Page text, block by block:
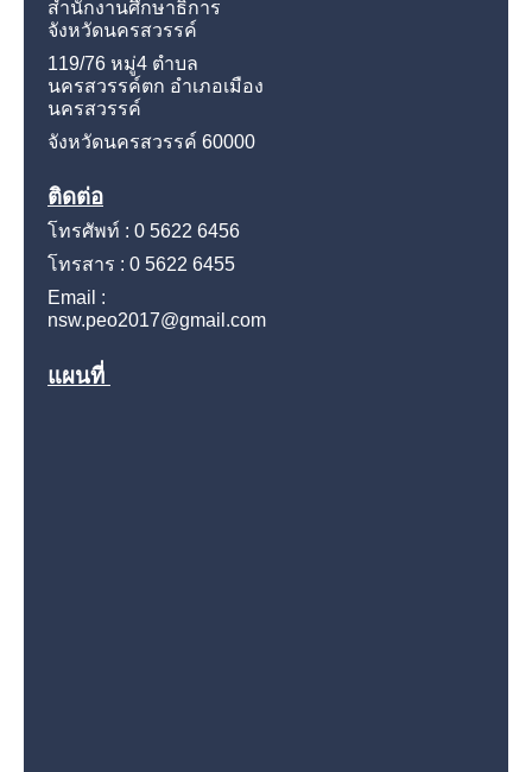
สำนักงานศึกษาธิการ
จังหวัดนครสวรรค์
119/76 หมู่4 ตำบล
นครสวรรค์ตก อำเภอเมือง
นครสวรรค์
จังหวัดนครสวรรค์ 60000
ติดต่อ
โทรศัพท์ : 0 5622 6456
โทรสาร : 0 5622 6455
Email :
nsw.peo2017@gmail.com
แผนที่